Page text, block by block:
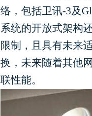
络，包括卫讯-3及
系统的开放式架构
限制，且具有未来
换，未来随着其他
联性能。